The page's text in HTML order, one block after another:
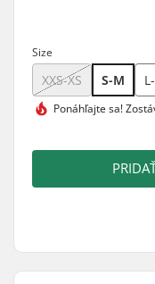
Size
XXS-XS S-M
Ponáhľajte sa!